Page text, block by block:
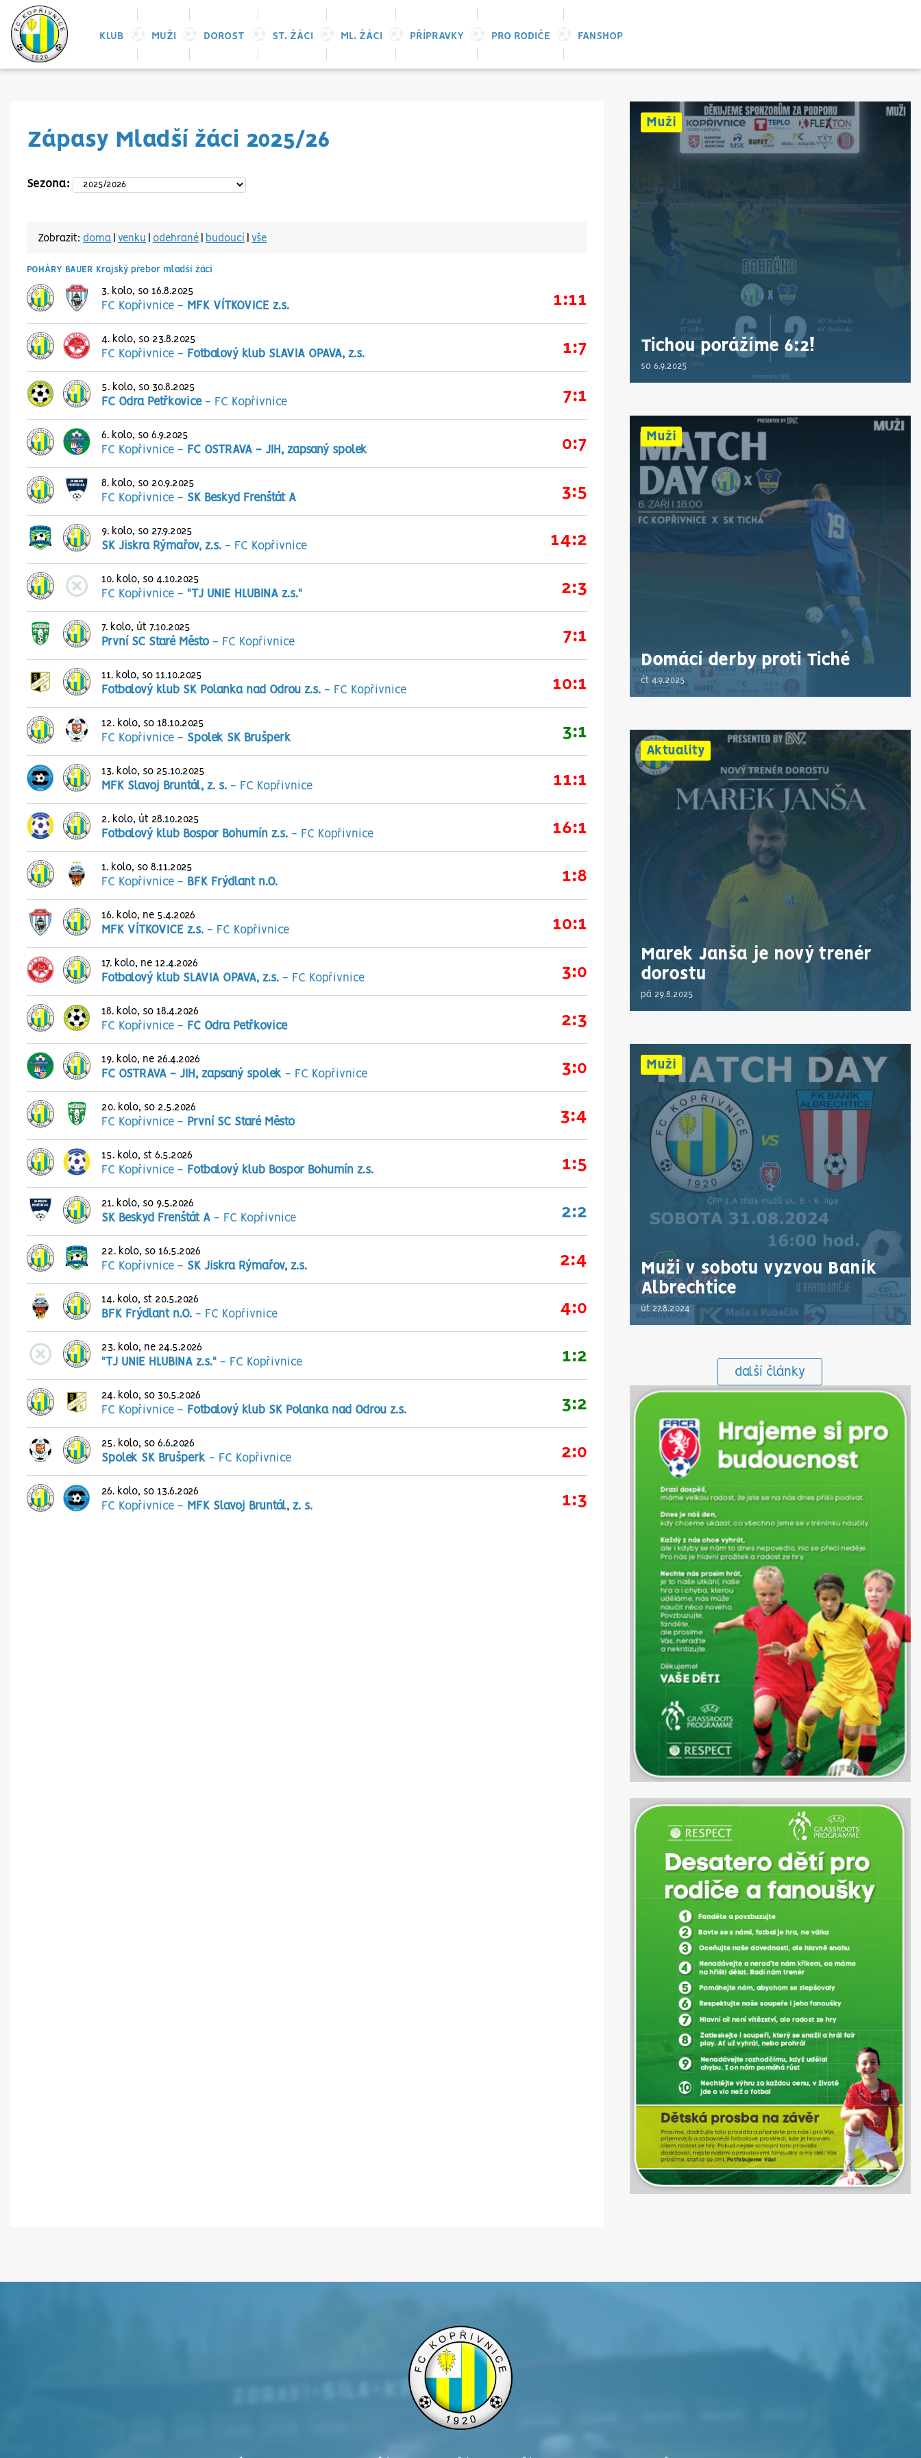
KLUB MUŽI DOROST ST. ŽÁCI ML. ŽÁCI PŘÍPRAVKY PRO RODIČE FANSHOP
Zápasy Mladší žáci 2025/26
Sezona:
Zobrazit: doma venku odehrané budoucí vše
POHÁRY BAUER Krajský přebor mladší žáci
3. kolo, so 16.8.2025
FC Kopřivnice - MFK VÍTKOVICE z.s. 1:11
4. kolo, so 23.8.2025
FC Kopřivnice - Fotbalový klub SLAVIA OPAVA, z.s. 1:7
5. kolo, so 30.8.2025
FC Odra Petřkovice - FC Kopřivnice 7:1
6. kolo, so 6.9.2025
FC Kopřivnice - FC OSTRAVA - JIH, zapsaný spolek 0:7
8. kolo, so 20.9.2025
FC Kopřivnice - SK Beskyd Frenštát A 3:5
9. kolo, so 27.9.2025
SK Jiskra Rýmařov, z.s. - FC Kopřivnice 14:2
10. kolo, so 4.10.2025
FC Kopřivnice - "TJ UNIE HLUBINA z.s." 2:3
7. kolo, út 7.10.2025
První SC Staré Město - FC Kopřivnice 7:1
11. kolo, so 11.10.2025
Fotbalový klub SK Polanka nad Odrou z.s. - FC Kopřivnice 10:1
12. kolo, so 18.10.2025
FC Kopřivnice - Spolek SK Brušperk 3:1
13. kolo, so 25.10.2025
MFK Slavoj Bruntál, z. s. - FC Kopřivnice 11:1
2. kolo, út 28.10.2025
Fotbalový klub Bospor Bohumín z.s. - FC Kopřivnice 16:1
1. kolo, so 8.11.2025
FC Kopřivnice - BFK Frýdlant n.O. 1:8
16. kolo, ne 5.4.2026
MFK VÍTKOVICE z.s. - FC Kopřivnice 10:1
17. kolo, ne 12.4.2026
Fotbalový klub SLAVIA OPAVA, z.s. - FC Kopřivnice 3:0
18. kolo, so 18.4.2026
FC Kopřivnice - FC Odra Petřkovice 2:3
19. kolo, ne 26.4.2026
FC OSTRAVA - JIH, zapsaný spolek - FC Kopřivnice 3:0
20. kolo, so 2.5.2026
FC Kopřivnice - První SC Staré Město 3:4
15. kolo, st 6.5.2026
FC Kopřivnice - Fotbalový klub Bospor Bohumín z.s. 1:5
21. kolo, so 9.5.2026
SK Beskyd Frenštát A - FC Kopřivnice 2:2
22. kolo, so 16.5.2026
FC Kopřivnice - SK Jiskra Rýmařov, z.s. 2:4
14. kolo, st 20.5.2026
BFK Frýdlant n.O. - FC Kopřivnice 4:0
23. kolo, ne 24.5.2026
"TJ UNIE HLUBINA z.s." - FC Kopřivnice 1:2
24. kolo, so 30.5.2026
FC Kopřivnice - Fotbalový klub SK Polanka nad Odrou z.s. 3:2
25. kolo, so 6.6.2026
Spolek SK Brušperk - FC Kopřivnice 2:0
26. kolo, so 13.6.2026
FC Kopřivnice - MFK Slavoj Bruntál, z. s. 1:3
Muži
Tichou porážíme 6:2!
so 6.9.2025
Muži
Domácí derby proti Tiché
čt 4.9.2025
Aktuality
Marek Janša je nový trenér
dorostu
pá 29.8.2025
Muži
Muži v sobotu vyzvou Baník
Albrechtice
út 27.8.2024
další články